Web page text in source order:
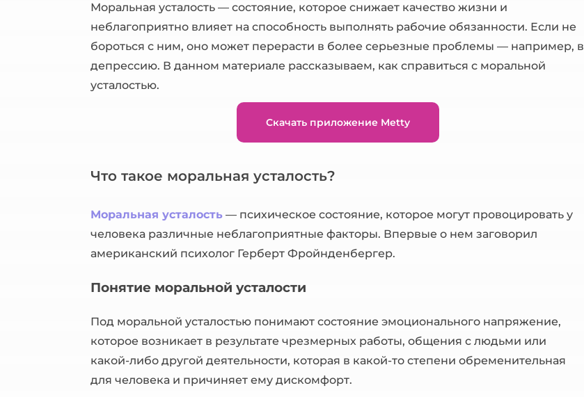
Моральная усталость — состояние, которое снижает качество жизни и
неблагоприятно влияет на способность выполнять рабочие обязанности. Если не
бороться с ним, оно может перерасти в более серьезные проблемы — например, в
депрессию. В данном материале рассказываем, как справиться с моральной
усталостью.
Скачать приложение Metty
Что такое моральная усталость?
Моральная усталость — психическое состояние, которое могут провоцировать у
человека различные неблагоприятные факторы. Впервые о нем заговорил
американский психолог Герберт Фройнденбергер.
Понятие моральной усталости
Под моральной усталостью понимают состояние эмоционального напряжение,
которое возникает в результате чрезмерных работы, общения с людьми или
какой-либо другой деятельности, которая в какой-то степени обременительная
для человека и причиняет ему дискомфорт.